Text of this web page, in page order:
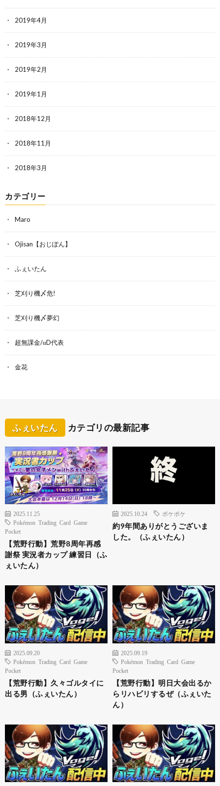
2019年4月
2019年3月
2019年2月
2019年1月
2018年12月
2018年11月
2018年3月
カテゴリー
Maro
Ojisan【おじぽん】
ふぇいたん
芝刈り機〆危!
芝刈り機〆夢幻
超無課金/αD代表
金花
ふぇいたん カテゴリの最新記事
2025.11.25
Pokémon Trading Card Game
Pocket
【荒野行動】荒野8周年再感
謝祭 実況者カップ 練習日（ふ
ぇいたん）
2025.10.24 ポケポケ
約9年間ありがとうございま
した。（ふぇいたん）
2025.09.20
Pokémon Trading Card Game
Pocket
【荒野行動】久々ゴルタイに
出る男（ふぇいたん）
2025.09.19
Pokémon Trading Card Game
Pocket
【荒野行動】明日大会出るか
らリハビリするぜ（ふぇいた
ん）